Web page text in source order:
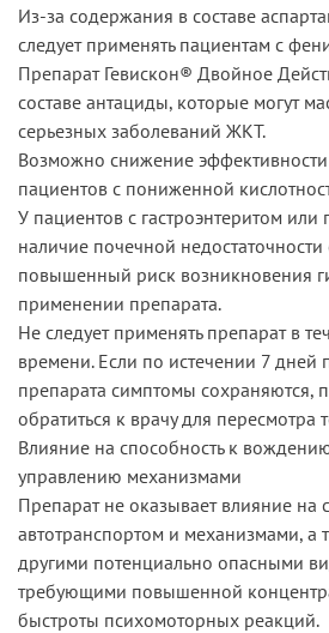
Из-за содержания в составе
следует применять пациентам с
Препарат Гевискон® Двойное
составе антациды, которые могут
серьезных заболеваний ЖКТ.
Возможно снижение эффективности
пациентов с пониженной
У пациентов с гастроэнтеритом
наличие почечной недостаточности
повышенный риск возникновения
применении препарата.
Не следует применять препарат в
времени. Если по истечении 7 дней
препарата симптомы сохраняются,
обратиться к врачу для пересмотра
Влияние на способность к
управлению механизмами
Препарат не оказывает влияние на
автотранспортом и механизмами, а
другими потенциально опасными
требующими повышенной
быстроты психомоторных реакций.